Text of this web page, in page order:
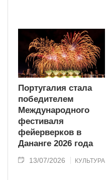
Португалия стала
победителем
Международного
фестиваля
фейерверков в
Дананге 2026 года
13/07/2026 КУЛЬТУРА